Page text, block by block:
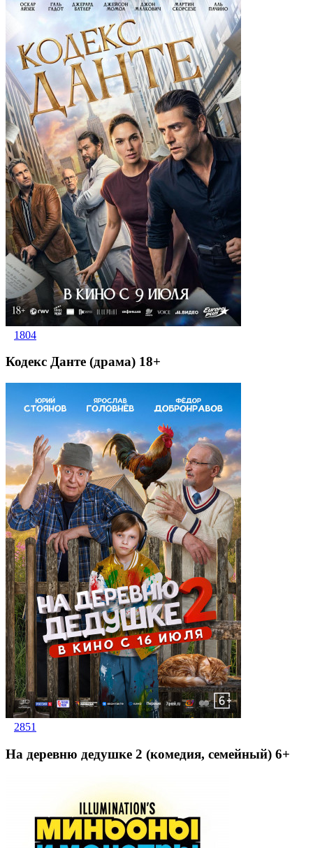
1804
Кодекс Данте (драма) 18+
2851
На деревню дедушке 2 (комедия, семейный) 6+